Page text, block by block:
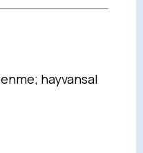
hayvansal